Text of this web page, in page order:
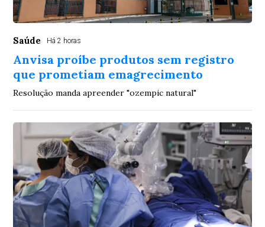
Saúde Há 2 horas
Anvisa proíbe produtos sem registro
que prometiam emagrecimento
Resolução manda apreender "ozempic natural"